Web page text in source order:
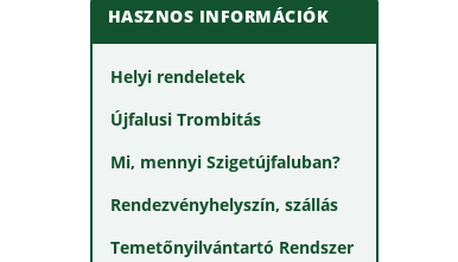
HASZNOS INFORMÁCIÓK
Helyi rendeletek
Újfalusi Trombitás
Mi, mennyi Szigetújfaluban?
Rendezvényhelyszín, szállás
Temetőnyilvántartó Rendszer